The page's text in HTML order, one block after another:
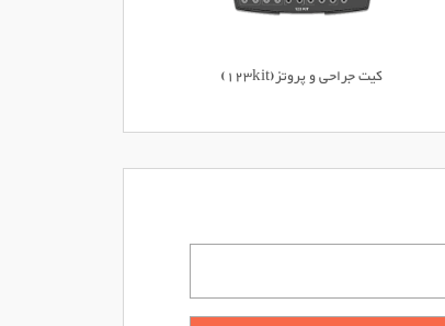
کیت جراحی و پروتز(123kit)